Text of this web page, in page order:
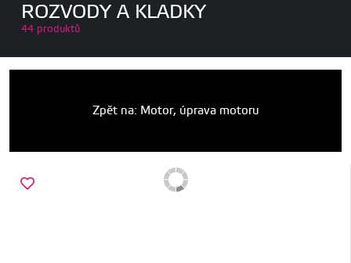
ROZVODY A KLADKY
44 produktů
Zpět na: Motor, úprava motoru